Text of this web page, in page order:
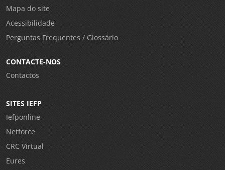
Mapa do site
Acessibilidade
Perguntas Frequentes / Glossário
CONTACTE-NOS
Contactos
SITES IEFP
Iefponline
Netforce
CRC Virtual
Eures